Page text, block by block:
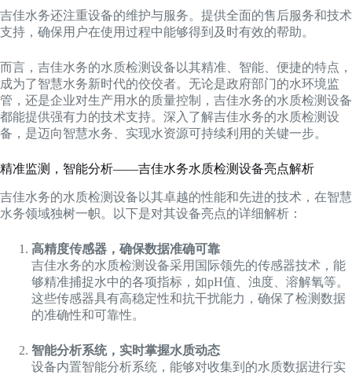
吉佳水务还注重设备的维护与服务。提供全面的售后服务和技术
支持，确保用户在使用过程中能够得到及时有效的帮助。
而言，吉佳水务的水质检测设备以其精准、智能、便捷的特点，
成为了智慧水务新时代的佼佼者。无论是政府部门的水环境监
管，还是企业对生产用水的质量控制，吉佳水务的水质检测设备
都能提供强有力的技术支持。深入了解吉佳水务的水质检测设
备，是迈向智慧水务、实现水资源可持续利用的关键一步。
精准监测，智能分析——吉佳水务水质检测设备亮点解析
吉佳水务的水质检测设备以其卓越的性能和先进的技术，在智慧
水务领域独树一帜。以下是对其设备亮点的详细解析：
高精度传感器，确保数据准确可靠
吉佳水务的水质检测设备采用国际领先的传感器技术，能
够精准捕捉水中的各项指标，如pH值、浊度、溶解氧等。
这些传感器具有高稳定性和抗干扰能力，确保了检测数据
的准确性和可靠性。
智能分析系统，实时掌握水质动态
设备内置智能分析系统，能够对收集到的水质数据进行实